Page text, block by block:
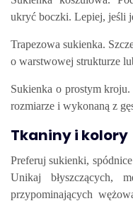
ukryć boczki. Lepiej, jeśli
Trapezowa sukienka.
o warstwowej strukturze
Sukienka o prostym
rozmiarze i wykonaną z
Tkaniny i kolory
Preferuj sukienki,
Unikaj błyszczących,
przypominających